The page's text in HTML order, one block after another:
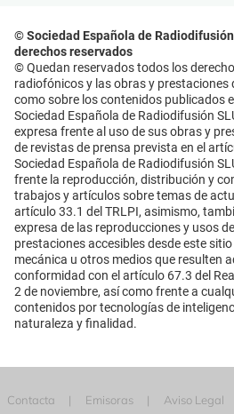
© Sociedad Española de
derechos reservados
© Quedan reservados todos los
radiofónicos y las obras y prestaciones
como sobre los contenidos publicados
Sociedad Española de Radiodifusión
expresa frente al uso de sus obras y
de revistas de prensa prevista en el
Sociedad Española de Radiodifusión
frente la reproducción, distribución y
trabajos y artículos sobre temas de
artículo 33.1 del TRLPI, asimismo,
expresa de las reproducciones y usos
prestaciones accesibles desde este
mecánica u otros medios que resulten
conformidad con el artículo 67.3 del
2 de noviembre, así como frente a
contenidos por tecnologías de
naturaleza y finalidad.
Contacta Emisoras Aviso Legal